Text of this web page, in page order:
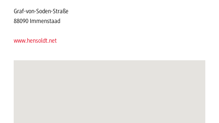
Graf-von-Soden-Straße
88090 Immenstaad
www.hensoldt.net